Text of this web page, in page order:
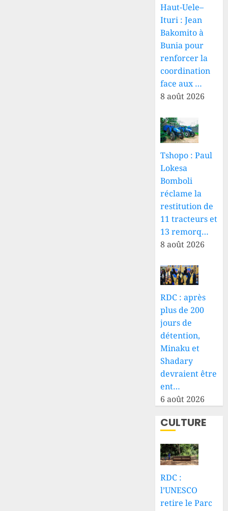
Haut-Uele–
Ituri : Jean
Bakomito à
Bunia pour
renforcer la
coordination
face aux …
8 août 2026
Tshopo : Paul
Lokesa
Bomboli
réclame la
restitution de
11 tracteurs et
13 remorq…
8 août 2026
RDC : après
plus de 200
jours de
détention,
Minaku et
Shadary
devraient être
ent…
6 août 2026
CULTURE
RDC :
l’UNESCO
retire le Parc